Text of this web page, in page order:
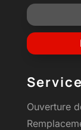
Ouverture